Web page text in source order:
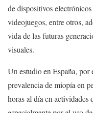
de dispositivos
videojuegos, entre otros,
vida de las futuras
visuales.
Un estudio en España,
prevalencia de miopía en
horas al día en actividades